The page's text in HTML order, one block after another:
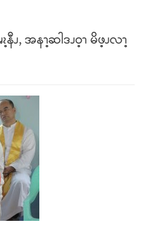
ၪ, အနၫ့ဆါဒၪဝ့ၫ မိဖ့ၪလၫ့